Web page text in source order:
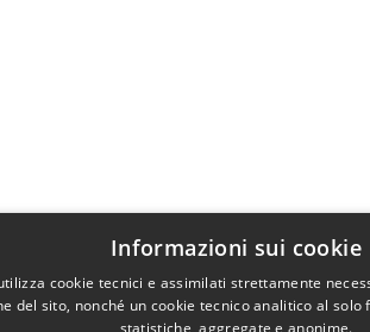
Informazioni sui cookie
cookie tecnici e assimilati strettamente
del sito, nonché un cookie tecnico analitico al
statistiche, aggregate e anonime.